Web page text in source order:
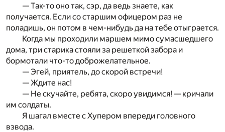
— Так-то оно так, сэр, да ведь знаете, как
получается. Если со старшим офицером раз не
поладишь, он потом в чем-нибудь да на тебе отыграется.
Когда мы проходили маршем мимо сумасшедшего
дома, три старика стояли за решеткой забора и
бормотали что-то доброжелательное.
— Эгей, приятель, до скорой встречи!
— Ждите нас!
— Не скучайте, ребята, скоро увидимся! — кричали
им солдаты.
Я шагал вместе с Хупером впереди головного
взвода.